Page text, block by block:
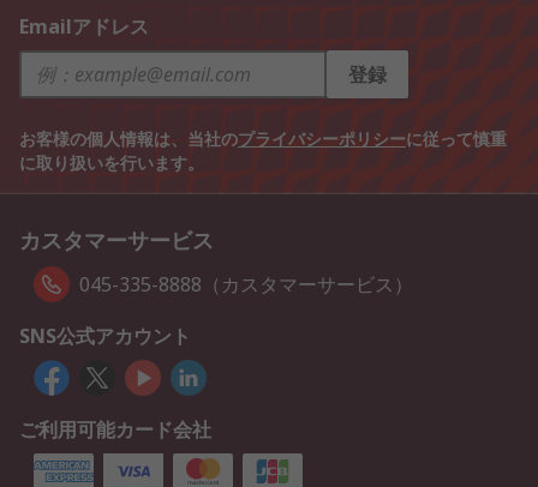
Emailアドレス
登録
お客様の個人情報は、当社のプライバシーポリシーに従って慎重
に取り扱いを行います。
カスタマーサービス
045-335-8888（カスタマーサービス）
SNS公式アカウント
ご利用可能カード会社